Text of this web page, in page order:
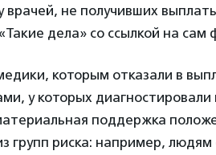
не получивших
дела» со ссылкой на сам
которым отказали в
у которых
поддержка
групп риска: например,